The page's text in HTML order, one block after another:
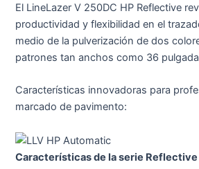
El LineLazer V 250DC HP Reflective
productividad y flexibilidad en el
medio de la pulverización de dos
patrones tan anchos como 36
Características innovadoras para
marcado de pavimento:
Características de la serie Reflective